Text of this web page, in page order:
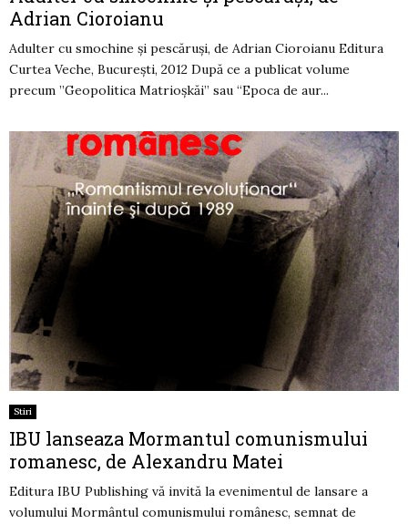
Adrian Cioroianu
Adulter cu smochine şi pescăruşi, de Adrian Cioroianu Editura
Curtea Veche, București, 2012 După ce a publicat volume
precum ”Geopolitica Matrioşkăi” sau “Epoca de aur...
Stiri
IBU lanseaza Mormantul comunismului
romanesc, de Alexandru Matei
Editura IBU Publishing vă invită la evenimentul de lansare a
volumului Mormântul comunismului românesc, semnat de